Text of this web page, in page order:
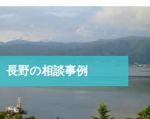
長野の相談事例